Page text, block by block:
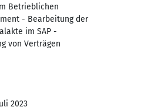
Betrieblichen
- Bearbeitung der
im SAP -
von Verträgen
2023